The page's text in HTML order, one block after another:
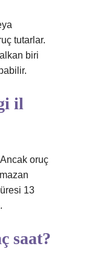
tutarlar.
biri
il
oruç
13
saat?